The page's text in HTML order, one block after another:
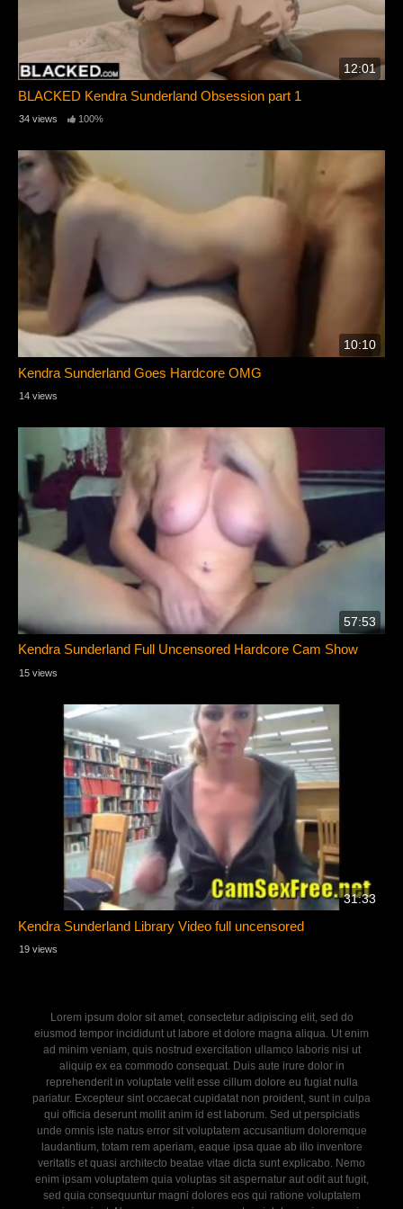
12:01
BLACKED Kendra Sunderland Obsession part 1
34 views 100%
10:10
Kendra Sunderland Goes Hardcore OMG
14 views
57:53
Kendra Sunderland Full Uncensored Hardcore Cam Show
15 views
31:33
Kendra Sunderland Library Video full uncensored
19 views
Lorem ipsum dolor sit amet, consectetur adipiscing elit, sed do
eiusmod tempor incididunt ut labore et dolore magna aliqua. Ut enim
ad minim veniam, quis nostrud exercitation ullamco laboris nisi ut
aliquip ex ea commodo consequat. Duis aute irure dolor in
reprehenderit in voluptate velit esse cillum dolore eu fugiat nulla
pariatur. Excepteur sint occaecat cupidatat non proident, sunt in culpa
qui officia deserunt mollit anim id est laborum. Sed ut perspiciatis
unde omnis iste natus error sit voluptatem accusantium doloremque
laudantium, totam rem aperiam, eaque ipsa quae ab illo inventore
veritatis et quasi architecto beatae vitae dicta sunt explicabo. Nemo
enim ipsam voluptatem quia voluptas sit aspernatur aut odit aut fugit,
sed quia consequuntur magni dolores eos qui ratione voluptatem